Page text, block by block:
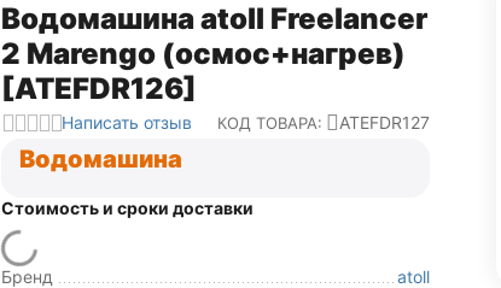
Водомашина atoll Freelancer
2 Marengo (осмос+нагрев)
[ATEFDR126]
Написать отзыв КОД ТОВАРА: ATEFDR127
Водомашина
Стоимость и сроки доставки
Бренд
atoll